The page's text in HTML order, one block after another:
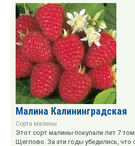
Малина Калининградская
Сорта малины
Этот сорт малины покупали лет 7
Щеглово. За эти годы убедились, что